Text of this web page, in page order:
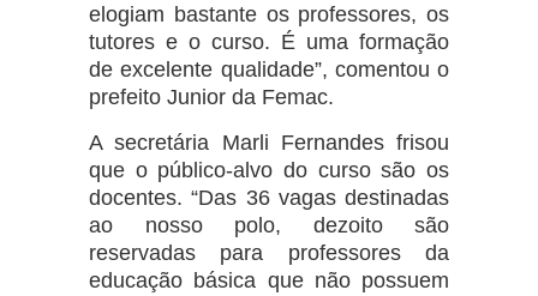
elogiam bastante os professores, os
tutores e o curso. É uma formação
de excelente qualidade”, comentou o
prefeito Junior da Femac.
A secretária Marli Fernandes frisou
que o público-alvo do curso são os
docentes. “Das 36 vagas destinadas
ao nosso polo, dezoito são
reservadas para professores da
educação básica que não possuem